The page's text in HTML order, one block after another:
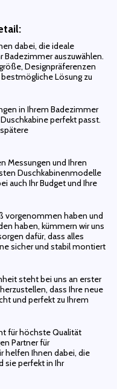
dabei, die ideale
Badezimmer auszuwählen.
Designpräferenzen
Lösung zu
in Ihrem Badezimmer
perfekt passt.
Messungen und Ihren
Duschkabinenmodelle
auch Ihr Budget und Ihre
vorgenommen haben und
haben, kümmern wir uns
dafür, dass alles
sicher und stabil montiert
steht bei uns an erster
dass Ihre neue
und perfekt zu Ihrem
für höchste Qualität
Partner für
helfen Ihnen dabei, die
sie perfekt in Ihr